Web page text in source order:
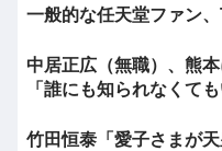
一般的な任天堂ファン
中居正広（無職）、熊
「誰にも知られなくて
竹田恒泰「愛子さまが